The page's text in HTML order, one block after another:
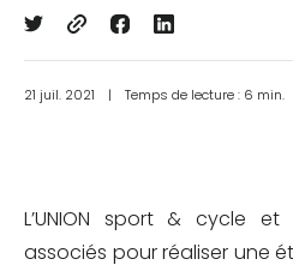
21 juil. 2021 | Temps de lecture : 6 min.
L’UNION sport & cycle
associés pour réaliser une